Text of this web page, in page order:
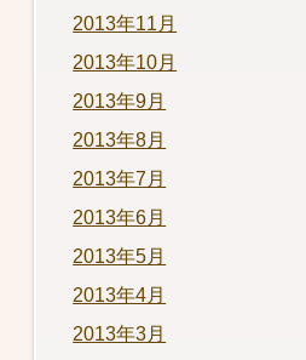
2013年11月
2013年10月
2013年9月
2013年8月
2013年7月
2013年6月
2013年5月
2013年4月
2013年3月